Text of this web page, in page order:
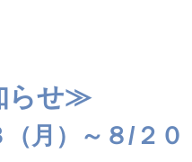
らせ≫
（月）～８/２